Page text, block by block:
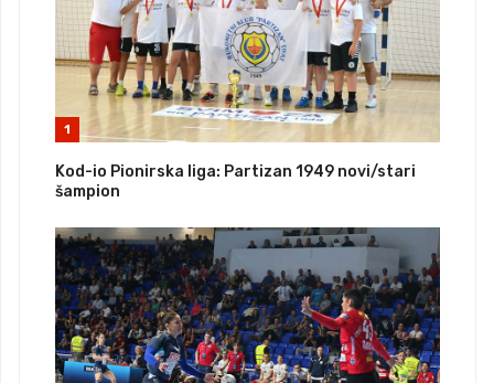
1
Kod-io Pionirska liga: Partizan 1949 novi/stari
šampion